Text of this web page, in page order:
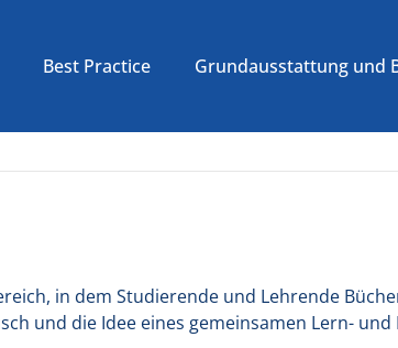
Best Practice Grundausstattung und
in dem Studierende und Lehrende
und die Idee eines gemeinsamen Lern- und